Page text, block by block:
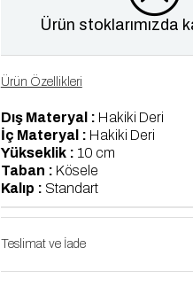
Ürün stoklarımızda
Ürün Özellikleri
Dış Materyal : Hakiki Deri
İç Materyal : Hakiki Deri
Yükseklik : 10 cm
Taban : Kösele
Kalıp : Standart
Teslimat ve İade